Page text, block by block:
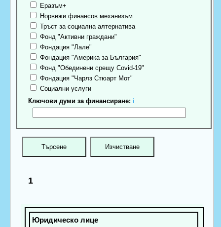
Еразъм+
Норвежи финансов механизъм
Тръст за социална алтернатива
Фонд "Активни граждани"
Фондация "Лале"
Фондация "Америка за България"
Фонд "Обединени срещу Covid-19"
Фондация "Чарлз Стюарт Мот"
Социални услуги
Ключови думи за финансиране: ℹ
1